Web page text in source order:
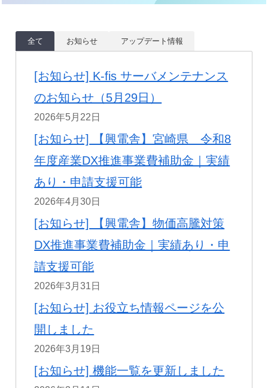
全て お知らせ アップデート情報
[お知らせ] K-fis サーバメンテナンス
のお知らせ（5月29日）
2026年5月22日
[お知らせ]
【興電舎】宮崎県 令和8
年度産業DX推進事業費補助金｜実績
あり・申請支援可能
2026年4月30日
[お知らせ]
【興電舎】物価高騰対策
DX推進事業費補助金｜実績あり・申
請支援可能
2026年3月31日
[お知らせ] お役立ち情報ページを公
開しました
2026年3月19日
[お知らせ] 機能一覧を更新しました